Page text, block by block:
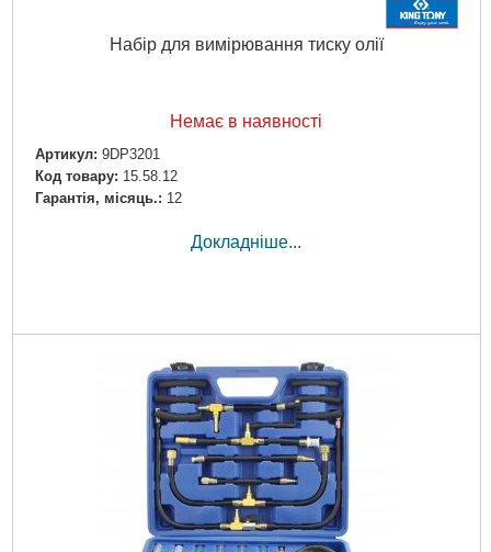
Набір для вимірювання тиску олії
Немає в наявності
Артикул: 9DP3201
Код товару: 15.58.12
Гарантія, місяць.: 12
Докладніше...